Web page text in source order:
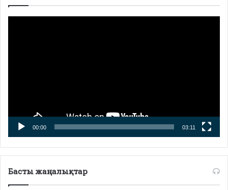
00:00 03:11
Басты жаңалықтар